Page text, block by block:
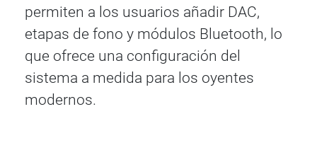
permiten a los usuarios añadir DAC,
etapas de fono y módulos Bluetooth, lo
que ofrece una configuración del
sistema a medida para los oyentes
modernos.